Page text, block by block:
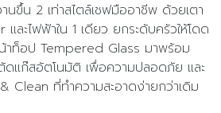
นขึ้น 2 เท่าสไตล์เชฟมืออาชีพ ด้วยเตา
ละไฟฟ้าใน 1 เดียว ยกระดับครัวให้โดด
าท็อป Tempered Glass มาพร้อม
แก๊สอัตโนมัติ เพื่อความปลอดภัย และ
Clean ที่ทำความสะอาดง่ายกว่าเดิม